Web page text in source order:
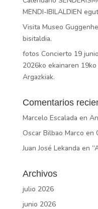
MENDI-IBILALDIEN
Visita Museo
bisitaldia.
fotos Concierto 19
2026ko ekainaren
Argazkiak.
Comentarios
Marcelo Escalada en
Oscar Bilbao Marco en
Juan José Lekanda en
Archivos
julio 2026
junio 2026